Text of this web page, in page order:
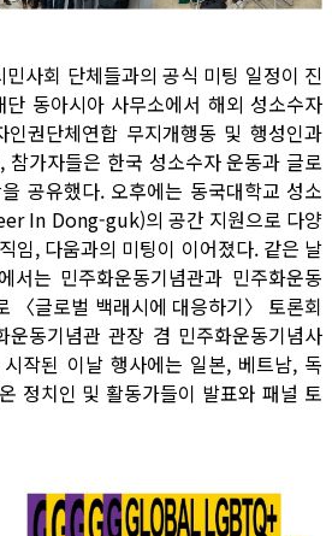
사회 단체들과의 공식 미팅 일정이 진
동아시아 사무소에서 해외 성소수자
인권단체연합 무지개행동 및 행성인과
참가자들은 한국 성소수자 운동과 글로
공유했다. 오후에는 동국대학교 성소
In Dong-guk)의 공간 지원으로 다양
임, 다움과의 미팅이 이어졌다. 같은 날
서는 민주화운동기념관과 민주화운동
〈글로벌 백래시에 대응하기〉 토론회
운동기념관 관장 겸 민주화운동기념사
작된 이날 행사에는 일본, 베트남, 독
정치인 및 활동가들이 발표와 패널 토